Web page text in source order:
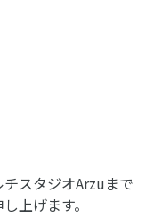
スタジオArzuまで
上げます。